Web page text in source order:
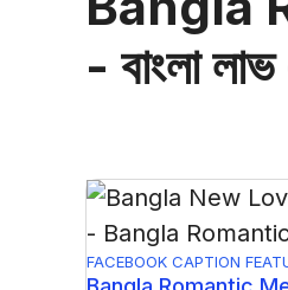
- বাংলা
FACEBOOK CAPTION